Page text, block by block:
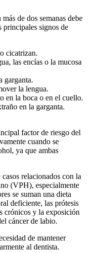
de dos semanas debe
principales signos de
cicatrizan.
las encías o la mucosa
garganta.
la lengua.
en la boca o en el cuello.
en la garganta.
factor de riesgo del
cuando se
ya que ambas
relacionados con la
(VPH), especialmente
se suman una dieta
deficiente, las prótesis
crónicos y la exposición
cáncer de labio.
de mantener
al dentista.